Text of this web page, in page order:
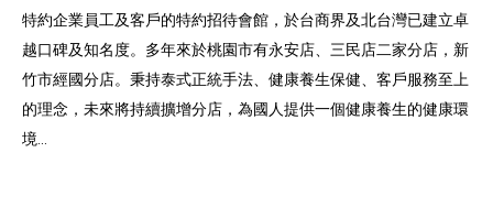
特約企業員工及客戶的特約招待會館，於台商界及北台灣已建立卓
越口碑及知名度。多年來於桃園市有永安店、三民店二家分店，新
竹市經國分店。秉持泰式正統手法、健康養生保健、客戶服務至上
的理念，未來將持續擴增分店，為國人提供一個健康養生的健康環
境...